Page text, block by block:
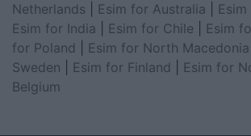
Netherlands
Esim for Australia
Esim for India
Esim for Chile Esim
for Poland
Esim for North Macedonia
Sweden
Esim for Finland Esim for
Belgium